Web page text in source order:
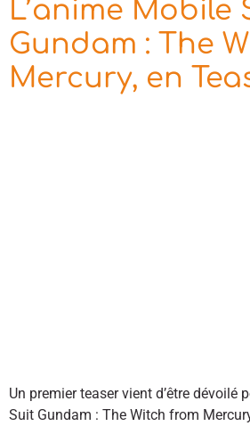
L’anime Mobile
Gundam : The
Mercury, en
Un premier teaser vient d’être dévoilé
Suit Gundam : The Witch from